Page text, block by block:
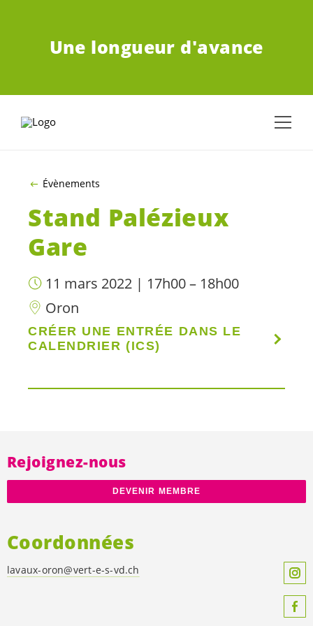
Une longueur d'avance
Évènements
Stand Palézieux
Gare
11 mars 2022 | 17h00 – 18h00
Oron
CRÉER UNE ENTRÉE DANS LE
CALENDRIER (ICS)
Rejoignez-nous
DEVENIR MEMBRE
Coordonnées
lavaux-oron@vert-e-s-vd.ch